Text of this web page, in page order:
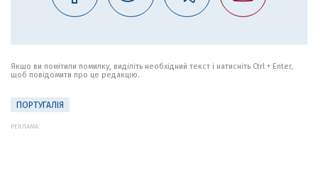
Якщо ви помітили помилку, виділіть необхідний текст і натисніть Ctrl + Enter,
щоб повідомити про це редакцію.
ПОРТУГАЛІЯ
РЕКЛАМА: